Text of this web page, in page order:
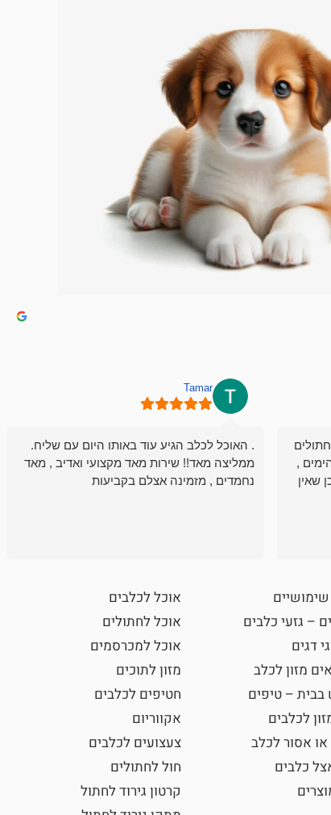
,
שאין
Tamar
. האוכל לכלב הגיע עוד באותו היום עם שליח.
ממליצה מאד!! שירות מאד מקצועי ואדיב , מאד
נחמדים , מזמינה אצלם בקביעות
– גזעי כלבים
דגים
מזון לכלב
– טיפים
לכלבים
אסור לכלב
כלבים
אוכל לכלבים
אוכל לחתולים
אוכל למכרסמים
מזון לתוכים
חטיפים לכלבים
אקווריום
צעצועים לכלבים
חול לחתולים
קרטון גירוד לחתול